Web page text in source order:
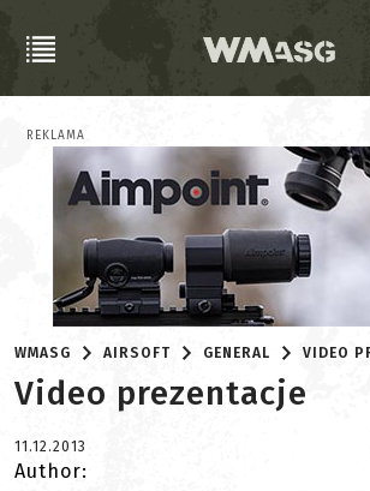
REKLAMA
WMASG AIRSOFT GENERAL VIDEO
Video prezentacje
11.12.2013
Author: